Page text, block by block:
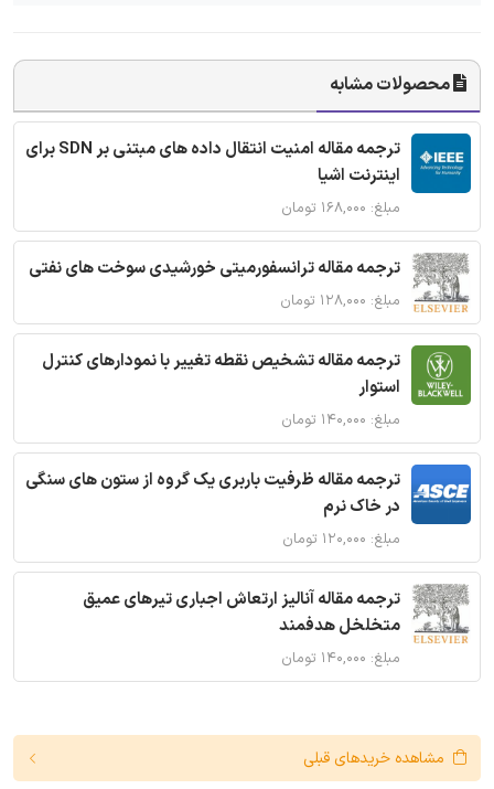
محصولات مشابه
ترجمه مقاله امنیت انتقال داده های مبتنی بر SDN برای
اینترنت اشیا
مبلغ: ۱۶۸,۰۰۰ تومان
ترجمه مقاله ترانسفورمیتی خورشیدی سوخت های نفتی
مبلغ: ۱۲۸,۰۰۰ تومان
ترجمه مقاله تشخیص نقطه تغییر با نمودارهای کنترل
استوار
مبلغ: ۱۴۰,۰۰۰ تومان
ترجمه مقاله ظرفیت باربری یک گروه از ستون های سنگی
در خاک نرم
مبلغ: ۱۲۰,۰۰۰ تومان
ترجمه مقاله آنالیز ارتعاش اجباری تیرهای عمیق
متخلخل هدفمند
مبلغ: ۱۴۰,۰۰۰ تومان
مشاهده خریدهای قبلی